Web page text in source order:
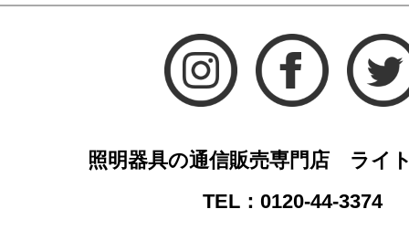
照明器具の通信販売専門店 ライ
TEL：0120-44-3374